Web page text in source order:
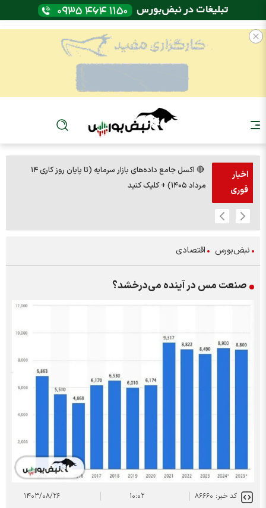
اخبار
فوری
🔴 اکسل جامع داده‌های بازار سرمایه (تا پایان روز کاری ۱۴
مرداد ۱۴۰۵) + کلیک کنید
نبض‌بورس اقتصادی
صنعت مس در آینده می‌درخشد؟
کد خبر: ۸۶۶۶۰ ۱۰:۰۲ ۱۴۰۳/۰۸/۲۶